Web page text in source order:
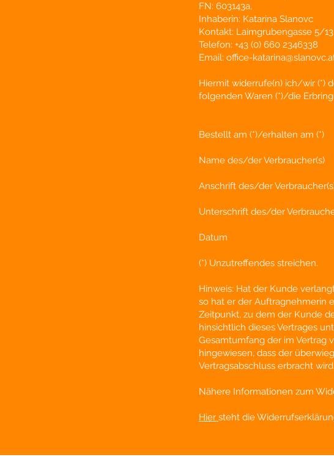
FN: 603143a,
Inhaberin: Katarina Slanovc
Kontakt: Laimgrubengasse 5/
Telefon: +43 (0) 660 2346338
Email: office-
Hiermit widerrufe(n) ich/wir (*)
folgenden Waren (*)/die
Bestellt am (*)/erhalten am (*)
Name des/der Verbraucher(s)
Anschrift des/der
Unterschrift des/der
Datum
(*) Unzutreffendes streichen.
Hinweis: Hat der Kunde
so hat er der Auftragnehmerin
Zeitpunkt, zu dem der Kunde
hinsichtlich dieses Vertrages
Gesamtumfang der im Vertrag
hingewiesen, dass der
Vertragsabschluss erbracht wird.
Nähere Informationen zum
Hier steht die